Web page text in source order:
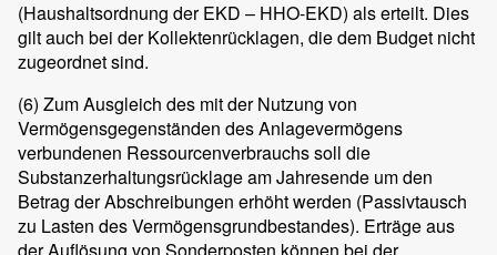
(Haushaltsordnung der EKD – HHO-EKD) als erteilt. Dies
gilt auch bei der Kollektenrücklagen, die dem Budget nicht
zugeordnet sind.
(6) Zum Ausgleich des mit der Nutzung von
Vermögensgegenständen des Anlagevermögens
verbundenen Ressourcenverbrauchs soll die
Substanzerhaltungsrücklage am Jahresende um den
Betrag der Abschreibungen erhöht werden (Passivtausch
zu Lasten des Vermögensgrundbestandes). Erträge aus